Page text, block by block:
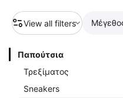
View all filters
Παπούτσια
Τρεξίματος
Sneakers